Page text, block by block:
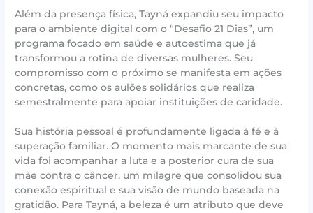
Além da presença física, Tayná expandiu seu impacto
para o ambiente digital com o “Desafio 21 Dias”, um
programa focado em saúde e autoestima que já
transformou a rotina de diversas mulheres. Seu
compromisso com o próximo se manifesta em ações
concretas, como os aulões solidários que realiza
semestralmente para apoiar instituições de caridade.
Sua história pessoal é profundamente ligada à fé e à
superação familiar. O momento mais marcante de sua
vida foi acompanhar a luta e a posterior cura de sua
mãe contra o câncer, um milagre que consolidou sua
conexão espiritual e sua visão de mundo baseada na
gratidão. Para Tayná, a beleza é um atributo que deve